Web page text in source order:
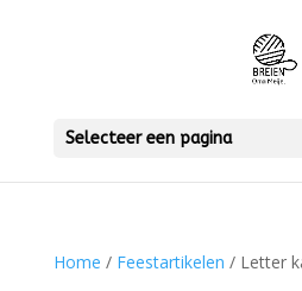
Selecteer een pagina
Home / Feestartikelen / Letter